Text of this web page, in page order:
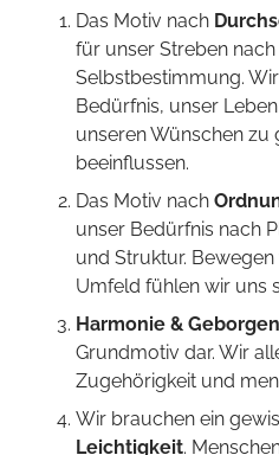
Das Motiv nach
für unser Streben
Selbstbestimmung.
Bedürfnis, unser
unseren Wünschen zu
beeinflussen.
Das Motiv nach
unser Bedürfnis nach
und Struktur.
Umfeld fühlen wir uns
Harmonie &
Grundmotiv dar. Wir
Zugehörigkeit und
Wir brauchen ein
Leichtigkeit.